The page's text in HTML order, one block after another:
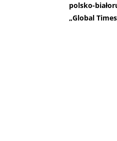
polsko-
„Global